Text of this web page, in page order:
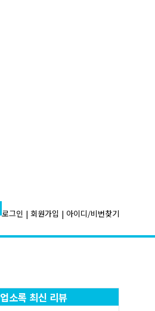
로그인 | 회원가입 | 아이디/비번찾기
업소록 최신 리뷰